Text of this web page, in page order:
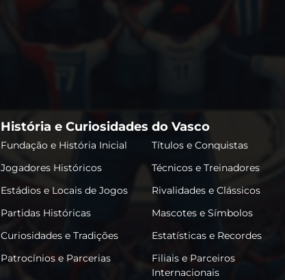
História e Curiosidades do Vasco
Fundação e História Inicial
Títulos e Conquistas
Jogadores Históricos
Técnicos e Treinadores
Estádios e Locais de Jogos
Rivalidades e Clássicos
Partidas Históricas
Mascotes e Símbolos
Curiosidades e Tradições
Estatísticas e Recordes
Patrocínios e Parcerias
Filiais e Parceiros
Internacionais